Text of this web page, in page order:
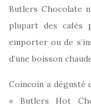
Butlers Chocolate
plupart des cafés
emporter ou de
d’une boisson
Coincoin a dégusté
« Butlers Hot